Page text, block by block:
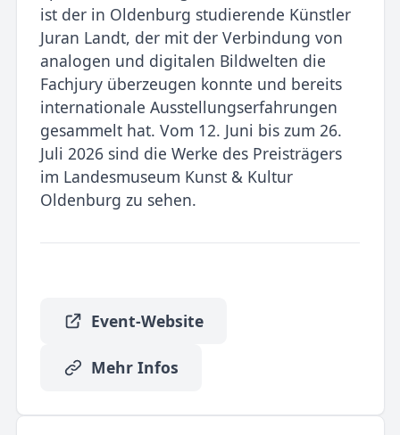
ist der in Oldenburg studierende Künstler
Juran Landt, der mit der Verbindung von
analogen und digitalen Bildwelten die
Fachjury überzeugen konnte und bereits
internationale Ausstellungserfahrungen
gesammelt hat. Vom 12. Juni bis zum 26.
Juli 2026 sind die Werke des Preisträgers
im Landesmuseum Kunst & Kultur
Oldenburg zu sehen.
Event-Website
Mehr Infos